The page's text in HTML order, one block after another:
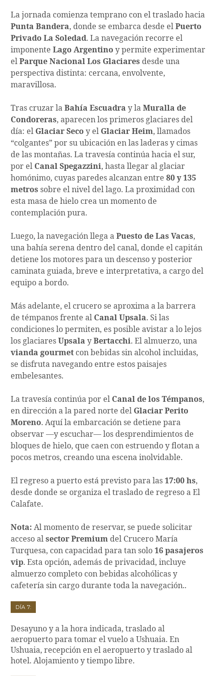
La jornada comienza temprano con el traslado hacia
Punta Bandera, donde se embarca desde elPuerto
Privado La Soledad. La navegación recorre el
imponenteLago Argentino y permite experimentar
elParque Nacional Los Glaciares desde una
perspectiva distinta: cercana, envolvente,
maravillosa.
Tras cruzar laBahía Escuadra y laMuralla de
Condoreras, aparecen los primeros glaciares del
día: el Glaciar Seco y el Glaciar Heim, llamados
“colgantes” por su ubicación en las laderas y cimas
de las montañas. La travesía continúa hacia el sur,
por el Canal Spegazzini, hasta llegar al glaciar
homónimo, cuyas paredes alcanzan entre80 y 135
metros sobre el nivel del lago. La proximidad con
esta masa de hielo crea un momento de
contemplación pura.
Luego, la navegación llega aPuesto de Las Vacas,
una bahía serena dentro del canal, donde el capitán
detiene los motores para un descenso y posterior
caminata guiada, breve e interpretativa, a cargo del
equipo a bordo.
Más adelante, el crucero se aproxima a la barrera
de témpanos frente al Canal Upsala. Si las
condiciones lo permiten, es posible avistar a lo lejos
los glaciaresUpsala yBertacchi. El almuerzo, una
vianda gourmet con bebidas sin alcohol incluidas,
se disfruta navegando entre estos paisajes
embelesantes.
La travesía continúa por el Canal de los Témpanos,
en dirección a la pared norte del Glaciar Perito
Moreno. Aquí la embarcación se detiene para
observar —y escuchar— los desprendimientos de
bloques de hielo, que caen con estruendo y flotan a
pocos metros, creando una escena inolvidable.
El regreso a puerto está previsto para las17:00 hs,
desde donde se organiza el traslado de regreso a El
Calafate.
Nota: Al momento de reservar, se puede solicitar
acceso alsector Premium del Crucero María
Turquesa, con capacidad para tan solo16 pasajeros
vip. Esta opción, además de privacidad, incluye
almuerzo completo con bebidas alcohólicas y
cafetería sin cargo durante toda la navegación..
Día 7:
Desayuno y a la hora indicada, traslado al
aeropuerto para tomar el vuelo a Ushuaia. En
Ushuaia, recepción en el aeropuerto y traslado al
hotel. Alojamiento y tiempo libre.